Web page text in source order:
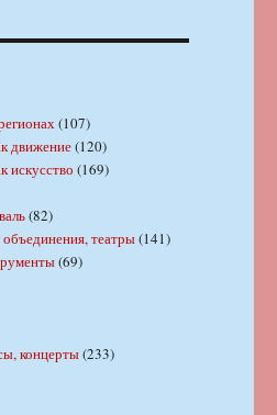
(107)
движение(120)
искусство (169)
(82)
театры(141)
(69)
концерты(233)